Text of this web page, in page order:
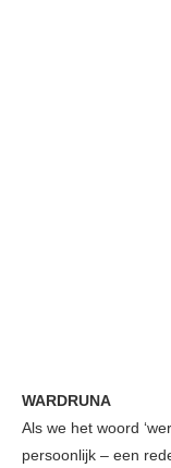
WARDRUNA
Als we het woord
persoonlijk – een